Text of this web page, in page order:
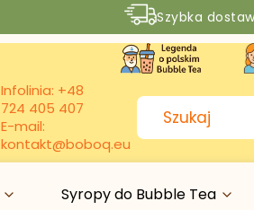
Szybka
Infolinia: +48
724 405 407
E-mail:
kontakt@boboq.eu
Syropy do Bubble Tea